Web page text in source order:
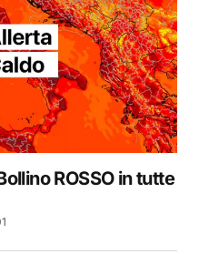
ROSSO in tutte